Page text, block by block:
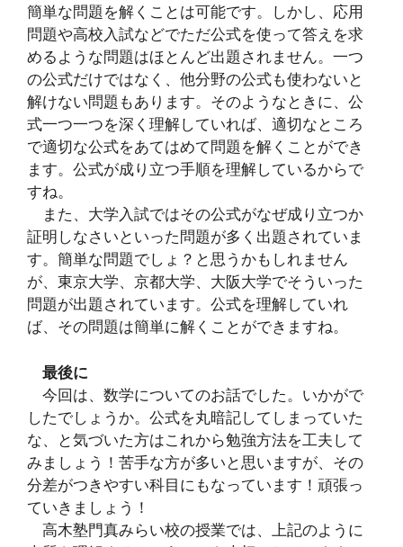
簡単な問題を解くことは可能です。しかし、応用
問題や高校入試などでただ公式を使って答えを求
めるような問題はほとんど出題されません。一つ
の公式だけではなく、他分野の公式も使わないと
解けない問題もあります。そのようなときに、公
式一つ一つを深く理解していれば、適切なところ
で適切な公式をあてはめて問題を解くことができ
ます。公式が成り立つ手順を理解しているからで
すね。
また、大学入試ではその公式がなぜ成り立つか
証明しなさいといった問題が多く出題されていま
す。簡単な問題でしょ？と思うかもしれません
が、東京大学、京都大学、大阪大学でそういった
問題が出題されています。公式を理解していれ
ば、その問題は簡単に解くことができますね。
最後に
今回は、数学についてのお話でした。いかがで
したでしょうか。公式を丸暗記してしまっていた
な、と気づいた方はこれから勉強方法を工夫して
みましょう！苦手な方が多いと思いますが、その
分差がつきやすい科目にもなっています！頑張っ
ていきましょう！
高木塾門真みらい校の授業では、上記のように